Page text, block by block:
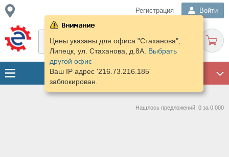
Регистрация Войти
Цены указаны для офиса "Стаханова",
Липецк, ул. Стаханова, д.8А. Выбрать
другой офис
Ваш IP адрес '216.73.216.185'
заблокирован.
Нашлось предложений: 0 за 0.000